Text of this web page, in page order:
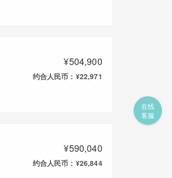
¥504,900
约合人民币：¥22,971
¥590,040
约合人民币：¥26,844
在线
客服